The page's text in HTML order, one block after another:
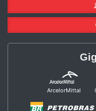
ArcelorMittal